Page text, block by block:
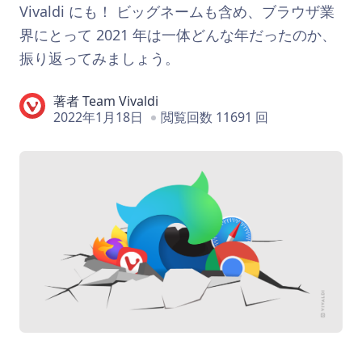
Vivaldi にも！ ビッグネームも含め、ブラウザ業
界にとって 2021 年は一体どんな年だったのか、
振り返ってみましょう。
著者Team Vivaldi
2022年1月18日
閲覧回数 11691 回